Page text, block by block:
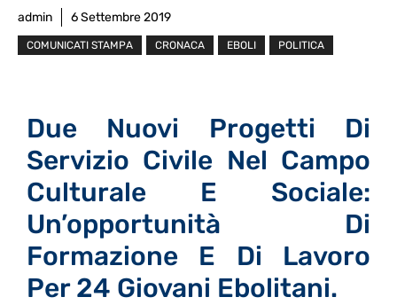
admin 6 Settembre 2019
COMUNICATI STAMPA CRONACA EBOLI POLITICA
Due Nuovi Progetti Di
Servizio Civile Nel Campo
Culturale E Sociale:
Un’opportunità Di
Formazione E Di Lavoro
Per 24 Giovani Ebolitani.